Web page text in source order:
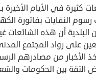
كثيرة في الأيام الأخيرة
رسوم النفايات بفاتورة
البلدية أن هذه الشائعات
على رواد المجتمع
الأخبار من مصادرهم
الثقة بين الحكومات